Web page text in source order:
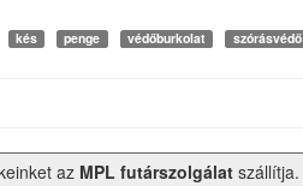
kés penge védőburkolat szórásvédő
az MPL futárszolgálat szállítja.